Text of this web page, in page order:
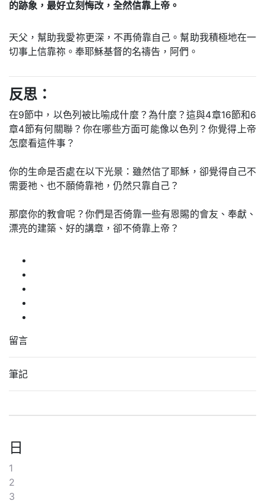
的跡象，最好立刻悔改，全然信靠上帝。
天父，幫助我愛祢更深，不再倚靠自己。幫助我積極地在一
切事上信靠祢。奉耶穌基督的名禱告，阿們。
反思：
在9節中，以色列被比喻成什麼？為什麼？這與4章16節和6
章4節有何關聯？你在哪些方面可能像以色列？你覺得上帝
怎麼看這件事？
你的生命是否處在以下光景：雖然信了耶穌，卻覺得自己不
需要祂、也不願倚靠祂，仍然只靠自己？
那麼你的教會呢？你們是否倚靠一些有恩賜的會友、奉獻、
漂亮的建築、好的講章，卻不倚靠上帝？
留言
筆記
日
1
2
3